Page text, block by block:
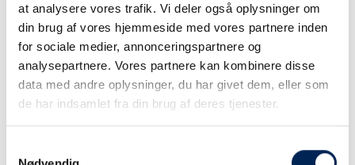
at analysere vores trafik. Vi deler også oplysninger om
din brug af vores hjemmeside med vores partnere inden
for sociale medier, annonceringspartnere og
analysepartnere. Vores partnere kan kombinere disse
data med andre oplysninger, du har givet dem, eller som
de har indsamlet fra din brug af deres tjenester.